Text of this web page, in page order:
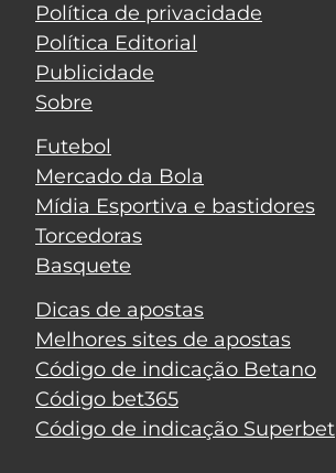
Política de privacidade
Política Editorial
Publicidade
Sobre
Futebol
Mercado da Bola
Mídia Esportiva e bastidores
Torcedoras
Basquete
Dicas de apostas
Melhores sites de apostas
Código de indicação Betano
Código bet365
Código de indicação Superbet